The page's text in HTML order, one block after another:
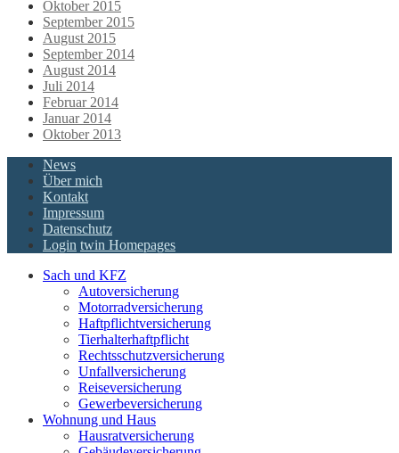
Oktober 2015
September 2015
August 2015
September 2014
August 2014
Juli 2014
Februar 2014
Januar 2014
Oktober 2013
News
Über mich
Kontakt
Impressum
Datenschutz
Login twin Homepages
Sach und KFZ
Autoversicherung
Motorradversicherung
Haftpflichtversicherung
Tierhalterhaftpflicht
Rechtsschutzversicherung
Unfallversicherung
Reiseversicherung
Gewerbeversicherung
Wohnung und Haus
Hausratversicherung